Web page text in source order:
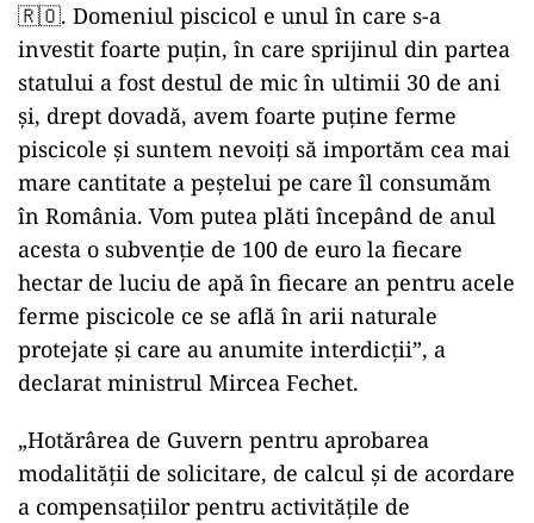
🇷🇴. Domeniul piscicol e unul în care s-a
investit foarte puţin, în care sprijinul din partea
statului a fost destul de mic în ultimii 30 de ani
şi, drept dovadă, avem foarte puţine ferme
piscicole şi suntem nevoiţi să importăm cea mai
mare cantitate a peştelui pe care îl consumăm
în România. Vom putea plăti începând de anul
acesta o subvenţie de 100 de euro la fiecare
hectar de luciu de apă în fiecare an pentru acele
ferme piscicole ce se află în arii naturale
protejate şi care au anumite interdicţii”, a
declarat ministrul Mircea Fechet.
„Hotărârea de Guvern pentru aprobarea
modalității de solicitare, de calcul și de acordare
a compensațiilor pentru activitățile de